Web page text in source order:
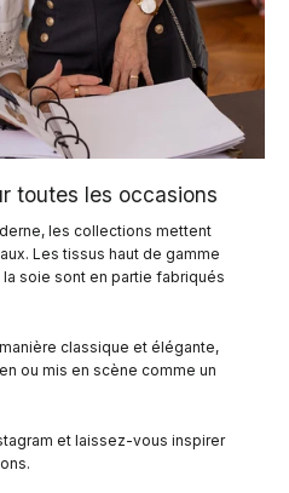
toutes les occasions
les collections mettent
Les tissus haut de gamme
soie sont en partie fabriqués
classique et élégante,
ou mis en scène comme un
et laissez-vous inspirer